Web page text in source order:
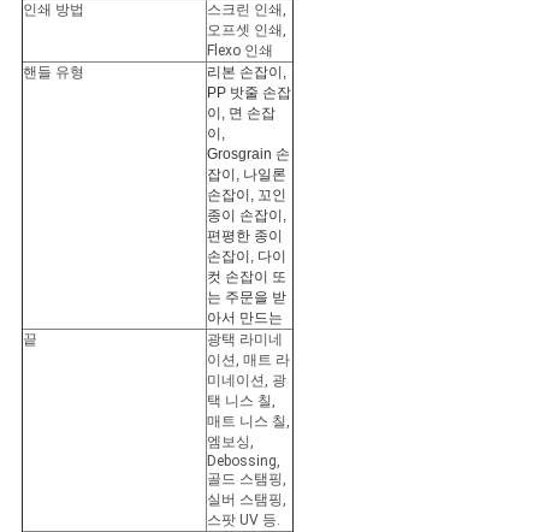
인쇄 방법
스크린 인쇄,
오프셋 인쇄,
Flexo 인쇄
핸들 유형
리본 손잡이,
PP 밧줄 손잡
이, 면 손잡
이,
Grosgrain 손
잡이, 나일론
손잡이, 꼬인
종이 손잡이,
편평한 종이
손잡이, 다이
컷 손잡이 또
는 주문을 받
아서 만드는
끝
광택 라미네
이션, 매트 라
미네이션, 광
택 니스 칠,
매트 니스 칠,
엠보싱,
Debossing,
골드 스탬핑,
실버 스탬핑,
스팟 UV 등.